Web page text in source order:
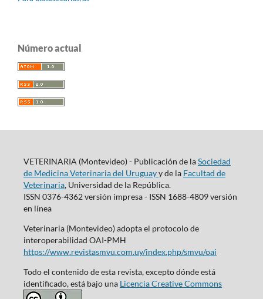
Número actual
VETERINARIA (Montevideo) - Publicación de laSociedad
de Medicina Veterinaria del Uruguayy de la Facultad de
Veterinaria, Universidad de la República.
ISSN 0376-4362 versión impresa - ISSN 1688-4809 versión
en línea
Veterinaria (Montevideo) adopta el protocolo de
interoperabilidad OAI-PMH
https://www.revistasmvu.com.uy/index.php/smvu/oai
Todo el contenido de esta revista, excepto dónde está
identificado, está bajo una Licencia Creative Commons